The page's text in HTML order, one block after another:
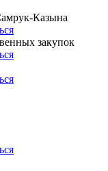
Казына
закупок